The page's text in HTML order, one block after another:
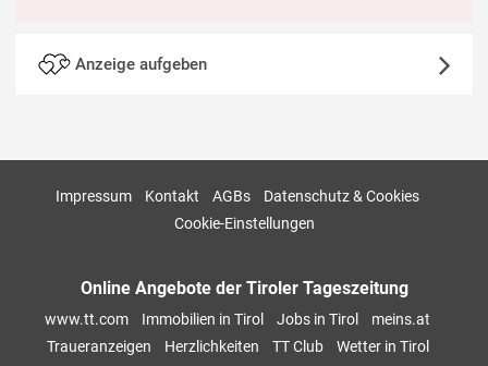
Anzeige aufgeben
Impressum Kontakt AGBs
Datenschutz & Cookies
Cookie-Einstellungen
Online Angebote der Tiroler Tageszeitung
www.tt.com Immobilien in Tirol Jobs in Tirol
meins.at
Traueranzeigen
Herzlichkeiten TT Club
Wetter in Tirol